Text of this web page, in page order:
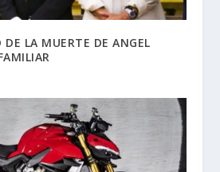
DE LA MUERTE DE ANGEL